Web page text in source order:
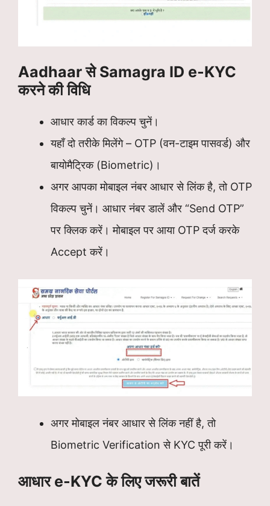
Aadhaar से Samagra ID e-KYC
करने की विधि
आधार कार्ड का विकल्प चुनें।
यहाँ दो तरीके मिलेंगे – OTP (वन-टाइम पासवर्ड) और
बायोमैट्रिक (Biometric)।
अगर आपका मोबाइल नंबर आधार से लिंक है, तो OTP
विकल्प चुनें। आधार नंबर डालें और “Send OTP”
पर क्लिक करें। मोबाइल पर आया OTP दर्ज करके
Accept करें।
अगर मोबाइल नंबर आधार से लिंक नहीं है, तो
Biometric Verification से KYC पूरी करें।
आधार e-KYC के लिए जरूरी बातें